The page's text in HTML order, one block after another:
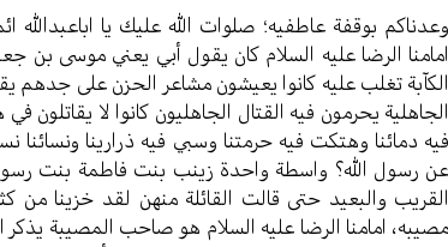
وعدناكم بوقفة عاطفيه؛ صلوات الله عليك يا
امامنا الرضا عليه السلام كان يقول أبي يعني موسى بن
الكآبة تغلب عليه كانوا يعيشون مشاعر الحزن على جدهم
الجاهلية يحرمون فيه القتال الجاهليون كانوا لا
فيه دمائنا وهتكت فيه حرمتنا وسبي فيه ذرارينا
عن رسول الله؟ واسطة واحدة زينب بنت فاطمة بنت
القريب والبعيد حتى قالت القائلة منهن لقد خزينا من
مصيبه، امامنا الرضا عليه السلام هو صاحب المصيبة يذكر